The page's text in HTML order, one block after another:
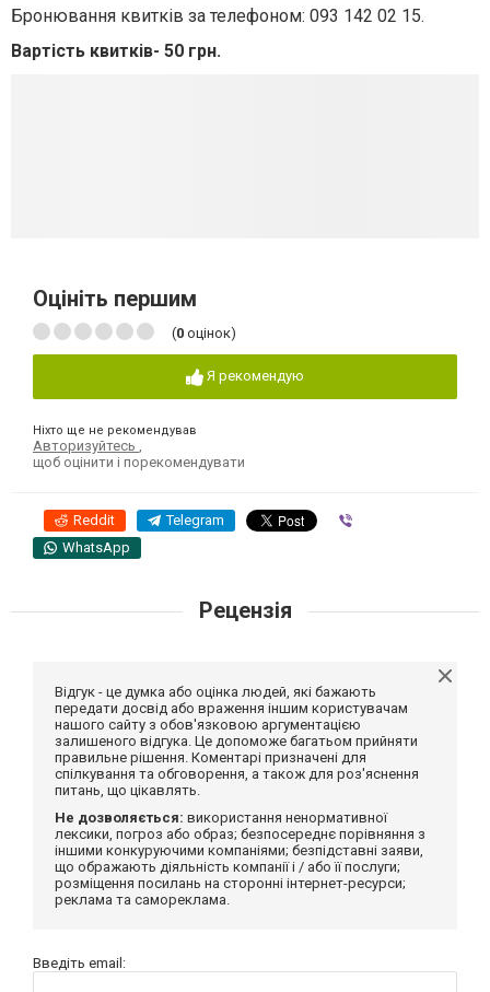
Бронювання квитків за телефоном: 093 142 02 15.
Вартість квитків- 50 грн.
Оцініть першим
(0 оцінок)
Я рекомендую
Ніхто ще не рекомендував
Авторизуйтесь
щоб оцінити і порекомендувати
Reddit Telegram
WhatsApp
Рецензія
Відгук - це думка або оцінка людей, які бажають
передати досвід або враження іншим користувачам
нашого сайту з обов'язковою аргументацією
залишеного відгука. Це допоможе багатьом прийняти
правильне рішення. Коментарі призначені для
спілкування та обговорення, а також для роз'яснення
питань, що цікавлять.
Не дозволяється: використання ненормативної
лексики, погроз або образ; безпосереднє порівняння з
іншими конкуруючими компаніями; безпідставні заяви,
що ображають діяльність компанії і / або її послуги;
розміщення посилань на сторонні інтернет-ресурси;
реклама та самореклама.
Введіть email: